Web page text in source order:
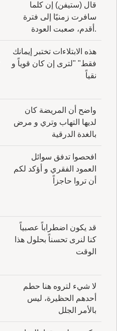
قال (ستيفن) إن كلما
سافرت زمنيًا إلى فترة
.أقدم، صعبت العودة
هذه الابتلاءات تختبر إيمانك
فقط" "لترى إن كان قوياً و
نقياً
واضح أن المريضة كان
لديها التهاب وتري و مرض
بالغدة الدرقية
افحصوا تدفق سوائل
العمود الفقري و أؤكد لكم
أن تروا حاجزاً
قد يكون اضطراباً عصبياً
كنا لنرى تحسناً بحلول هذا
الوقت
لا شيء لتروه هنا حطم
أحدهم الحظيرة، ليس
بالأمر الجلل